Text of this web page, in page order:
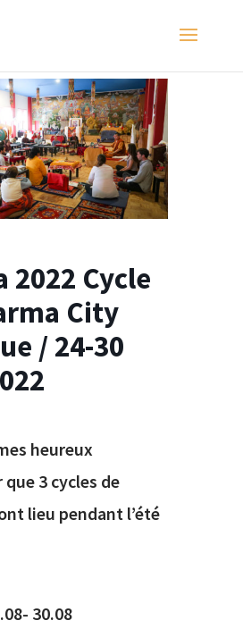
2022 Cycle
City
/ 24-30
heureux
que 3 cycles de
lieu pendant l’été
30.08